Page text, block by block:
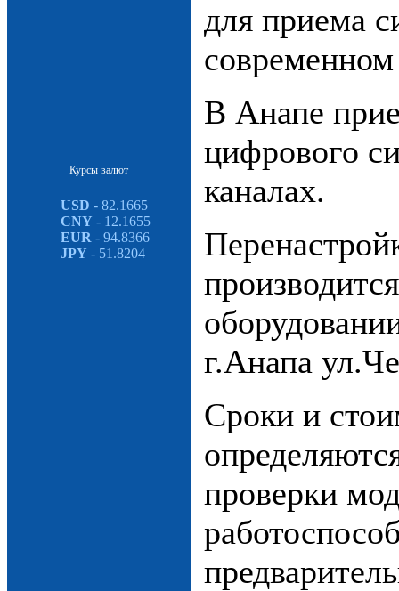
Курсы валют
USD - 82.1665
CNY - 12.1655
EUR - 94.8366
JPY - 51.8204
для приема
В Анапе
цифрового
каналах.
г.Анапа
Сроки и
проверки